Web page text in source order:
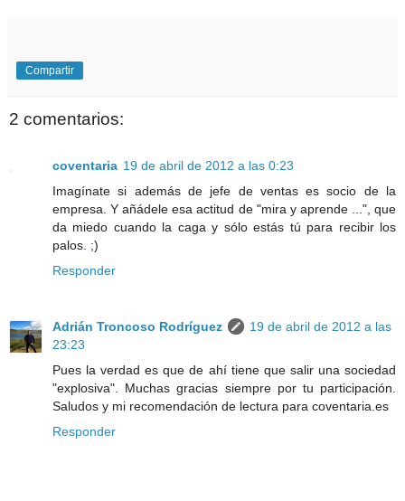
Compartir
2 comentarios:
coventaria 19 de abril de 2012 a las 0:23
Imagínate si además de jefe de ventas es socio de la
empresa. Y añádele esa actitud de "mira y aprende ...", que
da miedo cuando la caga y sólo estás tú para recibir los
palos. ;)
Responder
Adrián Troncoso Rodríguez
19 de abril de 2012 a las
23:23
Pues la verdad es que de ahí tiene que salir una sociedad
"explosiva". Muchas gracias siempre por tu participación.
Saludos y mi recomendación de lectura para coventaria.es
Responder